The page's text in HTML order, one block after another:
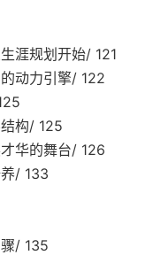
涯规划开始/ 121
动力引擎/ 122
构/ 125
华的舞台/ 126
/ 133
/ 135